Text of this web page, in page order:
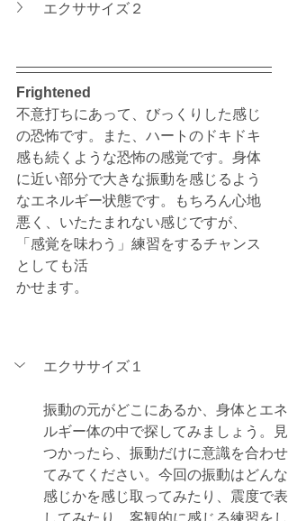
エクササイズ２
Frightened
不意打ちにあって、びっくりした感じ
の恐怖です。また、ハートのドキドキ
感も続くような恐怖の感覚です。身体
に近い部分で大きな振動を感じるよう
なエネルギー状態です。もちろん心地
悪く、いたたまれない感じですが、
「感覚を味わう」練習をするチャンス
としても活
かせます。
エクササイズ１
振動の元がどこにあるか、身体とエネ
ルギー体の中で探してみましょう。見
つかったら、振動だけに意識を合わせ
てみてください。今回の振動はどんな
感じかを感じ取ってみたり、震度で表
してみたり、客観的に感じる練習をし